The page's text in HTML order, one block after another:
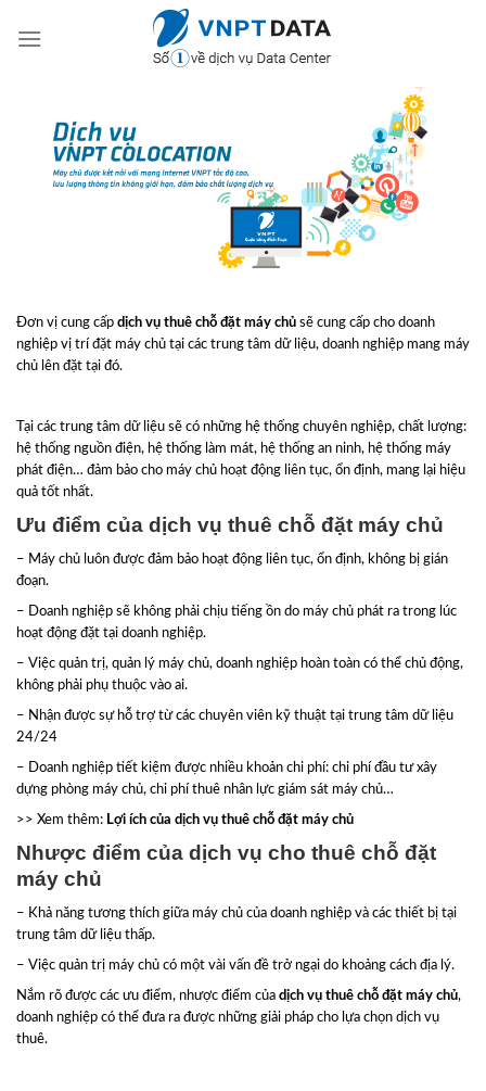
Đơn vị cung cấp dịch vụ thuê chỗ đặt máy chủ sẽ cung cấp cho doanh
nghiệp vị trí đặt máy chủ tại các trung tâm dữ liệu, doanh nghiệp mang máy
chủ lên đặt tại đó.
Tại các trung tâm dữ liệu sẽ có những hệ thống chuyên nghiệp, chất lượng:
hệ thống nguồn điện, hệ thống làm mát, hệ thống an ninh, hệ thống máy
phát điện… đảm bảo cho máy chủ hoạt động liên tục, ổn định, mang lại hiệu
quả tốt nhất.
Ưu điểm của dịch vụ thuê chỗ đặt máy chủ
– Máy chủ luôn được đảm bảo hoạt động liên tục, ổn định, không bị gián
đoạn.
– Doanh nghiệp sẽ không phải chịu tiếng ồn do máy chủ phát ra trong lúc
hoạt động đặt tại doanh nghiệp.
– Việc quản trị, quản lý máy chủ, doanh nghiệp hoàn toàn có thể chủ động,
không phải phụ thuộc vào ai.
– Nhận được sự hỗ trợ từ các chuyên viên kỹ thuật tại trung tâm dữ liệu
24/24
– Doanh nghiệp tiết kiệm được nhiều khoản chi phí: chi phí đầu tư xây
dựng phòng máy chủ, chi phí thuê nhân lực giám sát máy chủ…
>> Xem thêm: Lợi ích của dịch vụ thuê chỗ đặt máy chủ
Nhược điểm của dịch vụ cho thuê chỗ đặt
máy chủ
– Khả năng tương thích giữa máy chủ của doanh nghiệp và các thiết bị tại
trung tâm dữ liệu thấp.
– Việc quản trị máy chủ có một vài vấn đề trở ngại do khoảng cách địa lý.
Nắm rõ được các ưu điểm, nhược điểm của dịch vụ thuê chỗ đặt máy chủ,
doanh nghiệp có thể đưa ra được những giải pháp cho lựa chọn dịch vụ
thuê.